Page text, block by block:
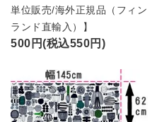
単位販売/海外正規品（フィン
ランド直輸入）】
500円(税込550円)